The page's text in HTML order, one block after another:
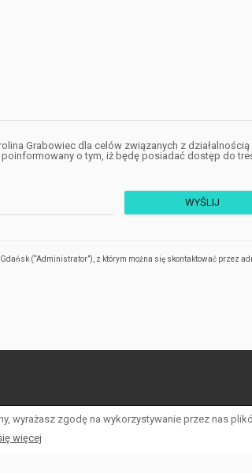
Grabowiec dla celów związanych z działalnością
o tym, iż będę posiadać dostęp do
(“Administrator”), z którym można się skontaktować przez
wyrażasz zgodę na wykorzystywanie przez nas
więcej